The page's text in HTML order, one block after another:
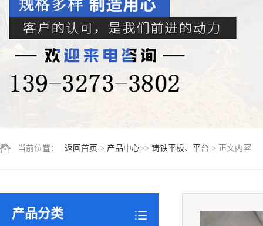
当前位置： 返回首页 > 产品中心>> 铸铁平板、平台 > 正文内容
产品分类